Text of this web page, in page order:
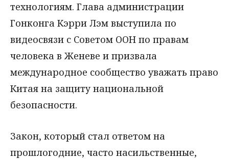
технологиям. Глава администрации
Гонконга Кэрри Лэм выступила по
видеосвязи с Советом ООН по правам
человека в Женеве и призвала
международное сообщество уважать право
Китая на защиту национальной
безопасности.
Закон, который стал ответом на
прошлогодние, часто насильственные,